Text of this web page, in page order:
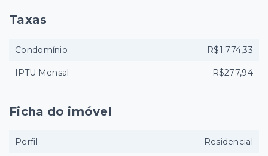
Taxas
Condomínio R$1.774,33
IPTU Mensal R$277,94
Ficha do imóvel
Perfil Residencial